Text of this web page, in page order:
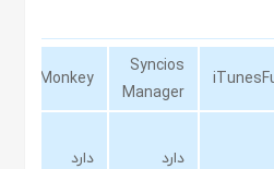
Syncios
Manager
دارد دارد